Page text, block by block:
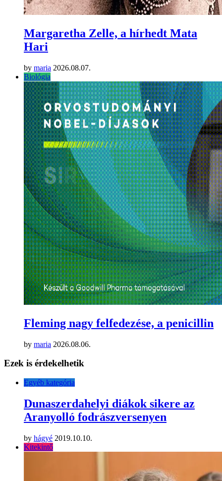
Margaretha Zelle, a hírhedt Mata
Hari
by maria 2026.08.07.
Biológia
Fleming nagy felfedezése, a penicillin
by maria 2026.08.06.
Ezek is érdekelhetik
Egyéb kategória
Dunaszerdahelyi diákok sikere az
Aranyolló fodrászversenyen
by hágyé 2019.10.10.
Kitekintő